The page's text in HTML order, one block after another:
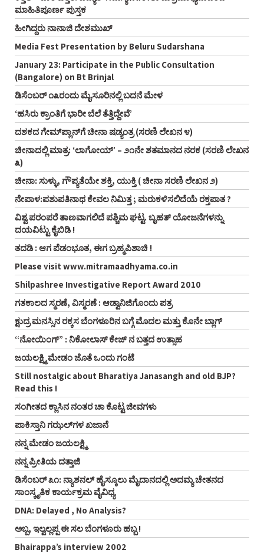
ಮಾಹಿತಿಪೂರ್ಣ ಪುಸ್ತಕ
ಹೀಗಿದ್ದರು ನಾನಾಜಿ ದೇಶಮುಖ್
Media Fest Presentation by Beluru Sudarshana
January 23: Participate in the Public Consultation
(Bangalore) on Bt Brinjal
ಡಿಸೆಂಬರ್ ೧೩ರಂದು ಮೈಸೂರಿನಲ್ಲಿ ಬದನೆ ಮೇಳ
‘ಹಸಿರು ಕ್ರಾಂತಿಗೆ ಭಾರೀ ಬೆಲೆ ತೆತ್ತಿದ್ದೇವೆ’
ದಶಕದ ಗೇಮ್‌ಪ್ಲಾನ್‌ಗೆ ಚೀನಾ ಷಡ್ಯಂತ್ರ (ಸರಣಿ ಲೇಖನ ೪)
ಚೀನಾದಲ್ಲಿ ಮಾತ್ರ: ‘ಲಾಗೋಯ್’ – ೨೧ನೇ ಶತಮಾನದ ನರಕ (ಸರಣಿ ಲೇಖನ
೩)
ಚೀನಾ: ಸುಳ್ಳು, ಗೌಪ್ಯತೆಯೇ ಶಕ್ತಿ, ಯುಕ್ತಿ ( ಚೀನಾ ಸರಣಿ ಲೇಖನ ೨)
ನೇಪಾಳ:ಪಶುಪತಿನಾಥ ಕೇವಲ ನಿಮಿತ್ತ ; ಮರುಕಳಿಸಲಿದೆಯೆ ರಕ್ತಪಾತ ?
ವಿಶ್ವ ಪರಂಪರೆ ತಾಣವಾಗಲಿದೆ ಪಶ್ಚಿಮ ಘಟ್ಟ. ಬೃಹತ್ ಯೋಜನೆಗಳನ್ನು
ದಯವಿಟ್ಟು ಕೈಬಿಡಿ !
ತದಡಿ : ಆಗ ಪೆಡಂಭೂತ, ಈಗ ಬ್ರಹ್ಮಪಿಶಾಚಿ !
Please visit www.mitramaadhyama.co.in
Shilpashree Investigative Report Award 2010
ಗತಕಾಲದ ಸ್ಮರಣೆ, ವಿಸ್ಮರಣೆ : ಆಡ್ವಾನಿಜಿಗೊಂದು ಪತ್ರ
ಕ್ಷುದ್ರ ಮನಸ್ಸಿನ ರಕ್ಕಸ ಬೆಂಗಳೂರಿನ ಬಗ್ಗೆ ಮೊದಲ ಮತ್ತು ಕೊನೇ ಬ್ಲಾಗ್
“ನೋಯಿಂಗ್” : ನಿಕೋಲಾಸ್ ಕೇಜ್ ನ ಬತ್ತದ ಉತ್ಸಾಹ
ಜಯಲಕ್ಷ್ಮಿ ಮೇಡಂ ಜೊತೆ ಒಂದು ಗಂಟೆ
Still nostalgic about Bharatiya Janasangh and old BJP?
Read this !
ಸಂಗೀತದ ಕ್ಲಾಸಿನ ನಂತರ ಚಾ ಕೊಟ್ಟ ಜೀವಗಳು
ಪಾಕಿಸ್ತಾನಿ ಗಝಲ್‌ಗಳ ಖಜಾನೆ
ನನ್ನ ಮೇಡಂ ಜಯಲಕ್ಷ್ಮಿ
ನನ್ನ ಪ್ರೀತಿಯ ದತ್ತಾಜಿ
ಡಿಸೆಂಬರ್ ೩೧: ನ್ಯಾಶನಲ್ ಹೈಸ್ಕೂಲು ಮೈದಾನದಲ್ಲಿ ಅದಮ್ಯ ಚೇತನದ
ಸಾಂಸ್ಕೃತಿಕ ಕಾರ್ಯಕ್ರಮ ವೈವಿಧ್ಯ
DNA: Delayed , No Analysis?
ಅಬ್ಬ, ಇಲ್ವಲ್ಲಪ್ಪ ಈ ಸಲ ಬೆಂಗಳೂರು ಹಬ್ಬ !
Bhairappa’s interview 2002